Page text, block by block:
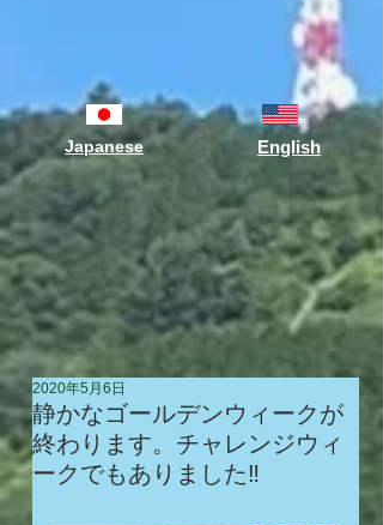
Japanese English
静かなゴールデンウィークが
終わります。チャレンジウィ
ークでもありました‼️
2020年5月6日